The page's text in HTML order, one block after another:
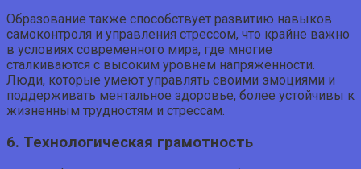
Образование также способствует развитию навыков
самоконтроля и управления стрессом, что крайне важно
в условиях современного мира, где многие
сталкиваются с высоким уровнем напряженности.
Люди, которые умеют управлять своими эмоциями и
поддерживать ментальное здоровье, более устойчивы к
жизненным трудностям и стрессам.
6. Технологическая грамотность